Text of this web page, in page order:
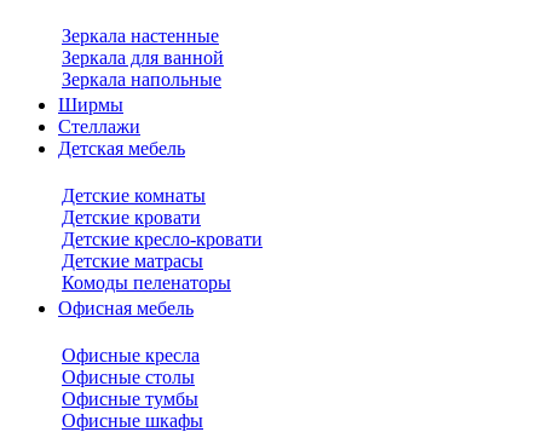
Зеркала настенные
Зеркала для ванной
Зеркала напольные
Ширмы
Стеллажи
Детская мебель
Детские комнаты
Детские кровати
Детские кресло-кровати
Детские матрасы
Комоды пеленаторы
Офисная мебель
Офисные кресла
Офисные столы
Офисные тумбы
Офисные шкафы